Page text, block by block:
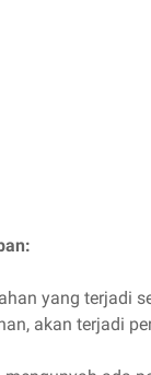
yang terjadi
akan terjadi